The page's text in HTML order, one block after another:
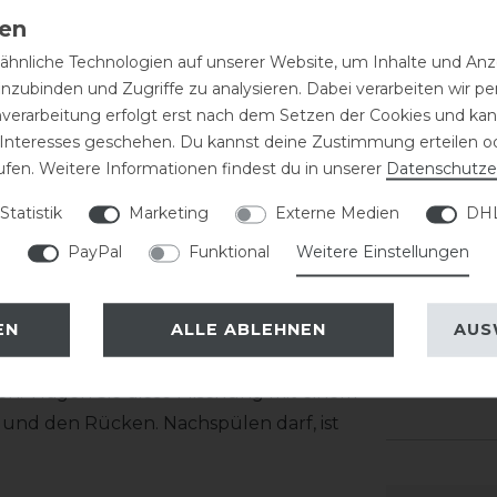
Ölen, um den Körper und d ie
revitalisieren. Es wirkt auch als
von 1 Kappe (20 ml) in einem
Den Körper und vor allem den
waschen. Kann nach einigen Minuten
Verwenden Sie max. eine
zur äußeren Anwendung.
Kindern aufbewahren.
Tragen Sie diese Mischung mit einem
den Rücken. Nachspülen darf, ist
EAN:
5
4
1
Technologien auf unserer Website, um Inhalte und
und Zugriffe zu analysieren. Dabei verarbeiten wir
erfolgt erst nach dem Setzen der Cookies und
geschehen. Du kannst deine Zustimmung erteilen
Weitere Informationen findest du in unserer
Statistik Marketing Externe Medien
PayPal
Funktional Weitere Einstellungen
ALLE ABLEHNEN